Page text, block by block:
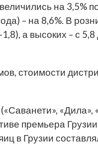
на 3,5%
– на 8,6%. В
а высоких – с
стоимости
«Дила»,
премьера
в Грузии